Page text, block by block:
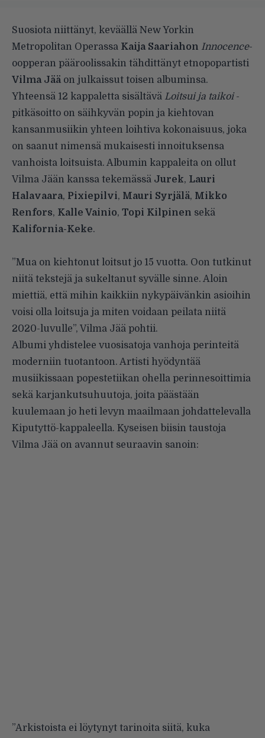
Suosiota niittänyt, keväällä New Yorkin
Metropolitan Operassa Kaija Saariahon Innocence-
oopperan pääroolissakin tähdittänyt etnopopartisti
Vilma Jää on julkaissut toisen albuminsa.
Yhteensä 12 kappaletta sisältävä Loitsui ja taikoi-
pitkäsoitto on säihkyvän popin ja kiehtovan
kansanmusiikin yhteen loihtiva kokonaisuus, joka
on saanut nimensä mukaisesti innoituksensa
vanhoista loitsuista. Albumin kappaleita on ollut
Vilma Jään kanssa tekemässä Jurek, Lauri
Halavaara, Pixiepilvi, Mauri Syrjälä, Mikko
Renfors, Kalle Vainio, Topi Kilpinen sekä
Kalifornia-Keke.
”Mua on kiehtonut loitsut jo 15 vuotta. Oon tutkinut
niitä tekstejä ja sukeltanut syvälle sinne. Aloin
miettiä, että mihin kaikkiin nykypäivänkin asioihin
voisi olla loitsuja ja miten voidaan peilata niitä
2020-luvulle”, Vilma Jää pohtii.
Albumi yhdistelee vuosisatoja vanhoja perinteitä
moderniin tuotantoon. Artisti hyödyntää
musiikissaan popestetiikan ohella perinnesoittimia
sekä karjankutsuhuutoja, joita päästään
kuulemaan jo heti levyn maailmaan johdattelevalla
Kiputyttö-kappaleella. Kyseisen biisin taustoja
Vilma Jää on avannut seuraavin sanoin:
”Arkistoista ei löytynyt tarinoita siitä, kuka